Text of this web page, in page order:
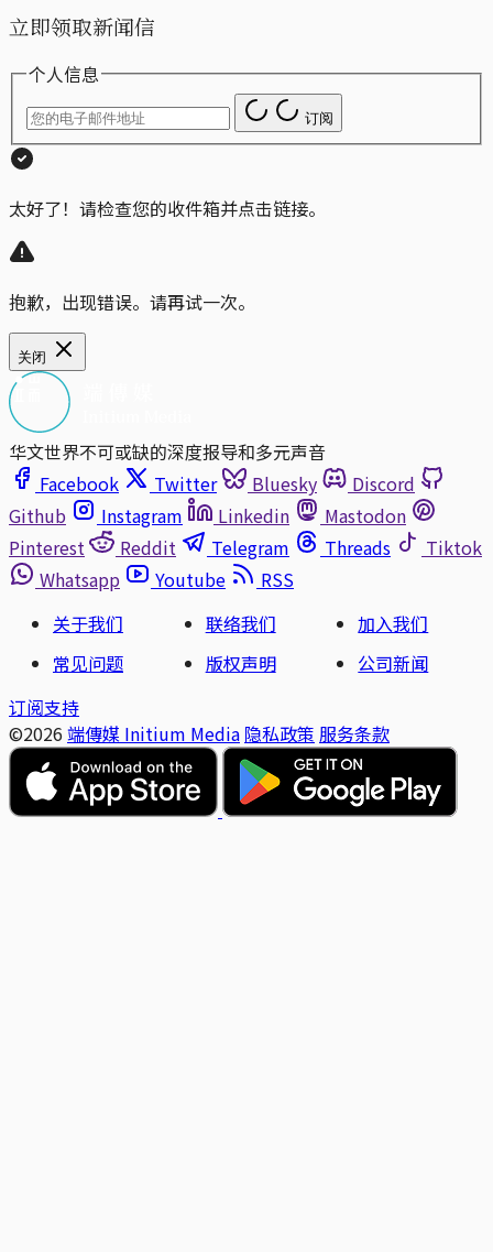
立即领取新闻信
个人信息
订阅
太好了！请检查您的收件箱并点击链接。
抱歉，出现错误。请再试一次。
关闭
华文世界不可或缺的深度报导和多元声音
Facebook
Twitter Bluesky
Discord
Github
Instagram Linkedin
Mastodon
Pinterest
Reddit Telegram Threads
Tiktok
Whatsapp
Youtube
RSS
关于我们
联络我们
加入我们
常见问题
版权声明
公司新闻
订阅支持
©2026 端傳媒 Initium Media 隐私政策 服务条款